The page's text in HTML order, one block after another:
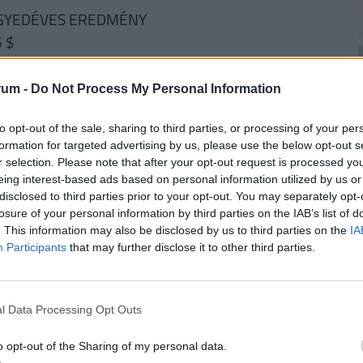
- Do Not Process My Personal Information
opt-out of the sale, sharing to third parties, or processing of your
for targeted advertising by us, please use the below opt-out
selection. Please note that after your opt-out request is processed
interest-based ads based on personal information utilized by us
to third parties prior to your opt-out. You may separately
of your personal information by third parties on the IAB’s list of
This information may also be disclosed by us to third parties on the
Participants that may further disclose it to other third parties.
Data Processing Opt Outs
opt-out of the Sharing of my personal data.
EREDMÉNY
$
társaság tegnap közzétett
eredményről számolt be
millió dollárra emelkedett
és a részvénykibocsátások szervezéséből
gazdálkodási környezetet és a kilátásokat
hallatán
VAN OLCSÓ MEGOLDÁS!
törlesztővel fel lehet venniaK&H Banknál.